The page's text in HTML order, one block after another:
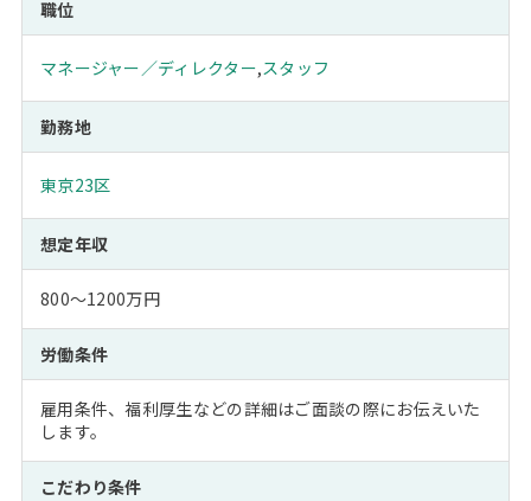
職位
マネージャー／ディレクター,スタッフ
勤務地
東京23区
想定年収
800～1200万円
労働条件
雇用条件、福利厚生などの詳細はご面談の際にお伝えいた
します。
こだわり条件